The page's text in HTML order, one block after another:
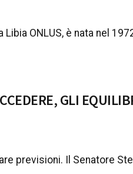
ONLUS, è nata nel
GLI
previsioni. Il Senatore